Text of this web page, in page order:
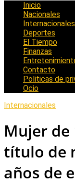
Inicio
Nacionales
Internacionales
Deportes
El Tiempo
Finanzas
Contacto
Politicas de
Ocio
Internacionales
Mujer de
título de
años de